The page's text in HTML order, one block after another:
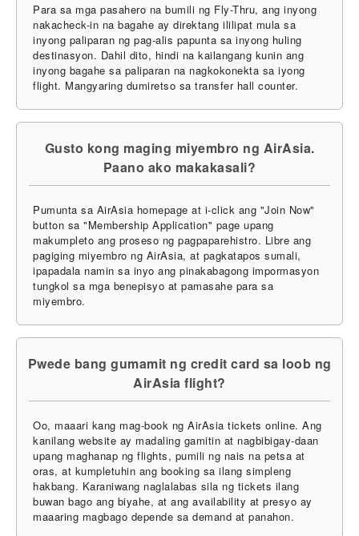
Para sa mga pasahero na bumili ng Fly-Thru, ang inyong
nakacheck-in na bagahe ay direktang ililipat mula sa
inyong paliparan ng pag-alis papunta sa inyong huling
destinasyon. Dahil dito, hindi na kailangang kunin ang
inyong bagahe sa paliparan na nagkokonekta sa iyong
flight. Mangyaring dumiretso sa transfer hall counter.
Gusto kong maging miyembro ng AirAsia.
Paano ako makakasali?
Pumunta sa AirAsia homepage at i-click ang "Join Now"
button sa "Membership Application" page upang
makumpleto ang proseso ng pagpaparehistro. Libre ang
pagiging miyembro ng AirAsia, at pagkatapos sumali,
ipapadala namin sa inyo ang pinakabagong impormasyon
tungkol sa mga benepisyo at pamasahe para sa
miyembro.
Pwede bang gumamit ng credit card sa loob ng
AirAsia flight?
Oo, maaari kang mag-book ng AirAsia tickets online. Ang
kanilang website ay madaling gamitin at nagbibigay-daan
upang maghanap ng flights, pumili ng nais na petsa at
oras, at kumpletuhin ang booking sa ilang simpleng
hakbang. Karaniwang naglalabas sila ng tickets ilang
buwan bago ang biyahe, at ang availability at presyo ay
maaaring magbago depende sa demand at panahon.